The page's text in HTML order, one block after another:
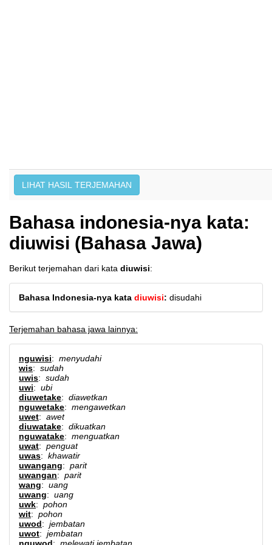
Bahasa indonesia-nya kata:
diuwisi (Bahasa Jawa)
Berikut terjemahan dari kata diuwisi:
Bahasa Indonesia-nya kata diuwisi: disudahi
Terjemahan bahasa jawa lainnya:
nguwisi: menyudahi
wis: sudah
uwis: sudah
uwi: ubi
diuwetake: diawetkan
nguwetake: mengawetkan
uwet: awet
diuwatake: dikuatkan
nguwatake: menguatkan
uwat: penguat
uwas: khawatir
uwangang: parit
uwangan: parit
wang: uang
uwang: uang
uwk: pohon
wit: pohon
uwod: jembatan
uwot: jembatan